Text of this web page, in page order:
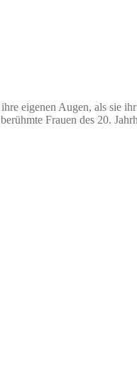
eigenen Augen, als sie
Frauen des 20.